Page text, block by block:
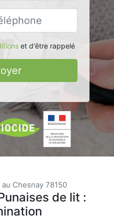
et d'être rappelé
Chesnay 78150
de lit :